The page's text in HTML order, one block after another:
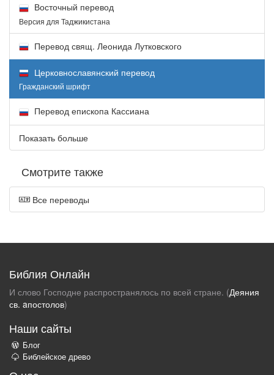
Восточный перевод
Версия для Таджикистана
Перевод свящ. Леонида Лутковского
Церковнославянский перевод
Гражданский шрифт
Перевод епископа Кассиана
Показать больше
Смотрите также
Все переводы
Библия Онлайн
И слово Господне распространялось по всей стране. (Деяния
св. aпостолов)
Наши сайты
Блог
Библейское древо